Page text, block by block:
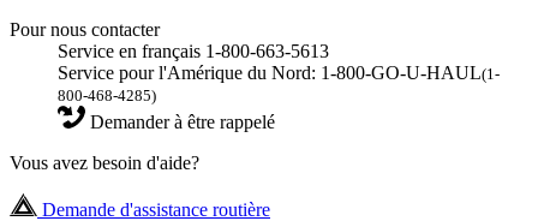
Pour nous contacter
Service en français 1-800-663-5613
Service pour l'Amérique du Nord: 1-800-GO-U-HAUL(1-
800-468-4285)
Demander à être rappelé
Vous avez besoin d'aide?
Demande d'assistance routière